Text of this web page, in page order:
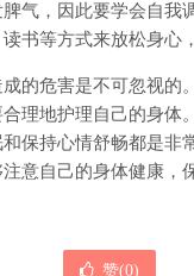
气，因此要学会自我
书等方式来放松身心
的危害是不可忽视的
理地护理自己的身体
保持心情舒畅都是非
意自己的身体健康，
赞(0)